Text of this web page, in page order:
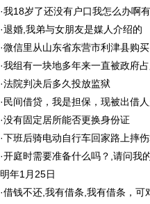
·我18岁了还没有户口我怎么办啊
·退婚,我弟与女朋友是媒人介绍的
·微信里从山东省东营市利津县购
·我组有一块地多年来一直被政府
·法院判决后多久投放监狱
·民间借贷，我是担保，现被出借
·没有固定居所能否更换身份证
·下班后骑电动自行车回家路上摔
·开庭时需要准备什么吗？,请问我
明年1月25日
·借钱不还,我有借条,我有借条，可